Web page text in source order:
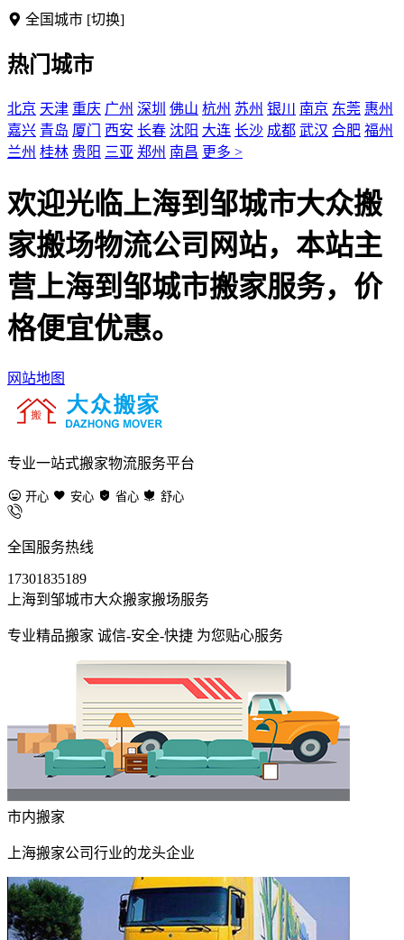
全国城市 [切换]
热门城市
北京 天津 重庆 广州 深圳 佛山 杭州 苏州 银川 南京 东莞 惠州
嘉兴 青岛 厦门 西安 长春 沈阳 大连 长沙 成都 武汉 合肥 福州
兰州 桂林 贵阳 三亚 郑州 南昌 更多 >
欢迎光临上海到邹城市大众搬
家搬场物流公司网站，本站主
营上海到邹城市搬家服务，价
格便宜优惠。
网站地图
专业一站式搬家物流服务平台
开心 安心 省心 舒心
全国服务热线
17301835189
上海到邹城市大众搬家搬场服务
专业精品搬家 诚信-安全-快捷 为您贴心服务
市内搬家
上海搬家公司行业的龙头企业